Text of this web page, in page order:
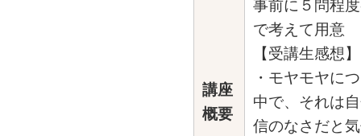
講座
概要
事前に５問程
で考えて用意
【受講生感想】
・モヤモヤに
中で、それは
信のなさだと